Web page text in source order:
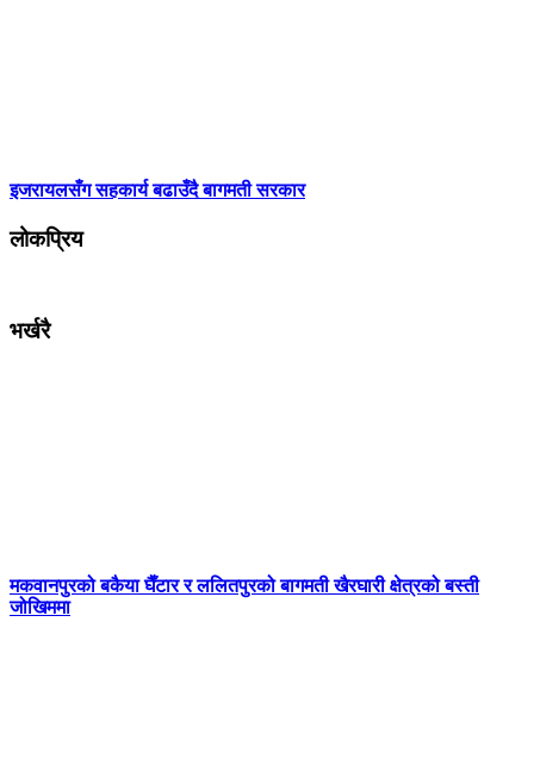
इजरायलसँग सहकार्य बढाउँदै बागमती सरकार
लोकप्रिय
भर्खरै
मकवानपुरको बकैया घैँटार र ललितपुरको बागमती खैरघारी क्षेत्रको बस्ती
जोखिममा